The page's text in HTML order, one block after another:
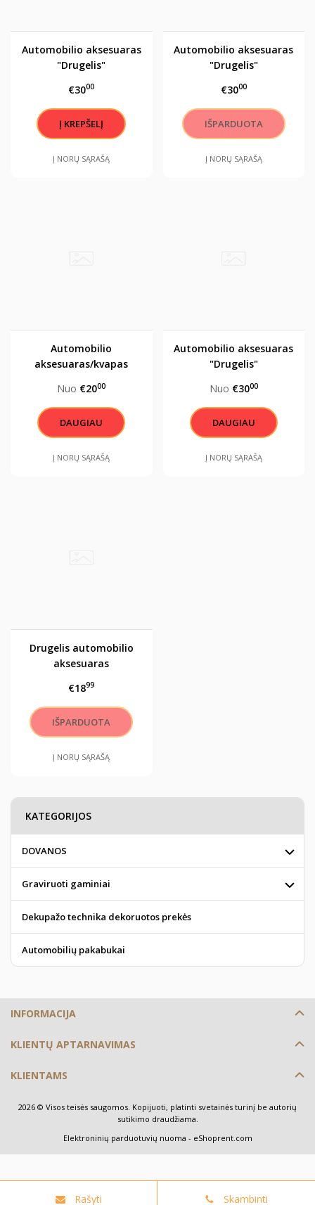
Automobilio aksesuaras
"Drugelis"
€3000
Į NORŲ SĄRAŠĄ
Automobilio aksesuaras
"Drugelis"
€3000
Į NORŲ SĄRAŠĄ
Automobilio
aksesuaras/kvapas
Nuo €2000
DAUGIAU
Į NORŲ SĄRAŠĄ
Automobilio aksesuaras
"Drugelis"
Nuo €3000
DAUGIAU
Į NORŲ SĄRAŠĄ
Drugelis automobilio
aksesuaras
€1899
Į NORŲ SĄRAŠĄ
KATEGORIJOS
DOVANOS
Graviruoti gaminiai
Dekupažo technika dekoruotos prekės
Automobilių pakabukai
INFORMACIJA
KLIENTŲ APTARNAVIMAS
KLIENTAMS
2026 © Visos teisės saugomos. Kopijuoti, platinti svetainės turinį be autorių
sutikimo draudžiama.
Elektroninių parduotuvių nuoma - eShoprent.com
Rašyti Skambinti